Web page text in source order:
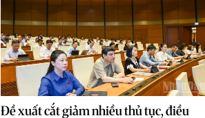
Đề xuất cắt giảm nhiều thủ tục, điều